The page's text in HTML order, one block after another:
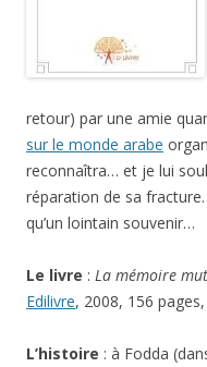
retour) par une amie
sur le monde arabe
reconnaîtra… et je lui
réparation de sa
qu’un lointain souvenir…
Le livre : La mémoire
Edilivre, 2008, 156
L’histoire : à Fodda